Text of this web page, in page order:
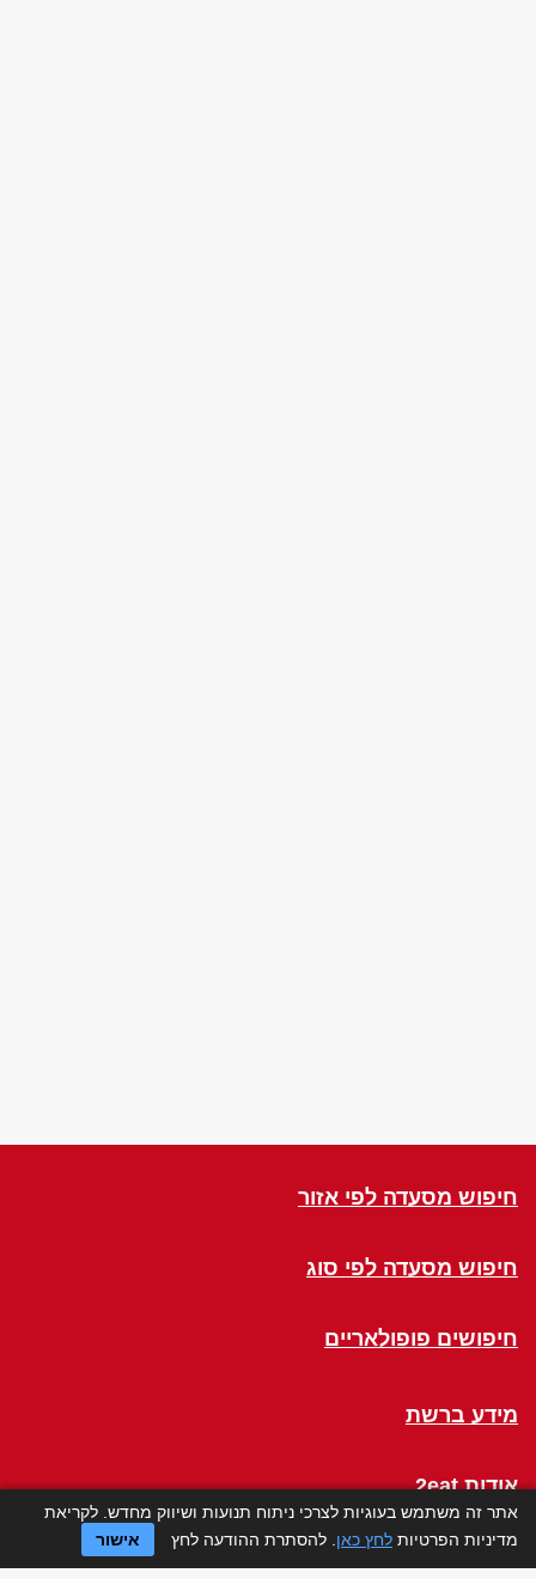
חיפוש מסעדה לפי אזור
חיפוש מסעדה לפי סוג
חיפושים פופולאריים
מידע ברשת
אודות 2eat
Click a Table
אתר זה משתמש בעוגיות לצרכי ניתוח תנועות ושיווק מחדש. לקריאת
מדיניות הפרטיות לחץ כאן . להסתרת ההודעה לחץ אישור